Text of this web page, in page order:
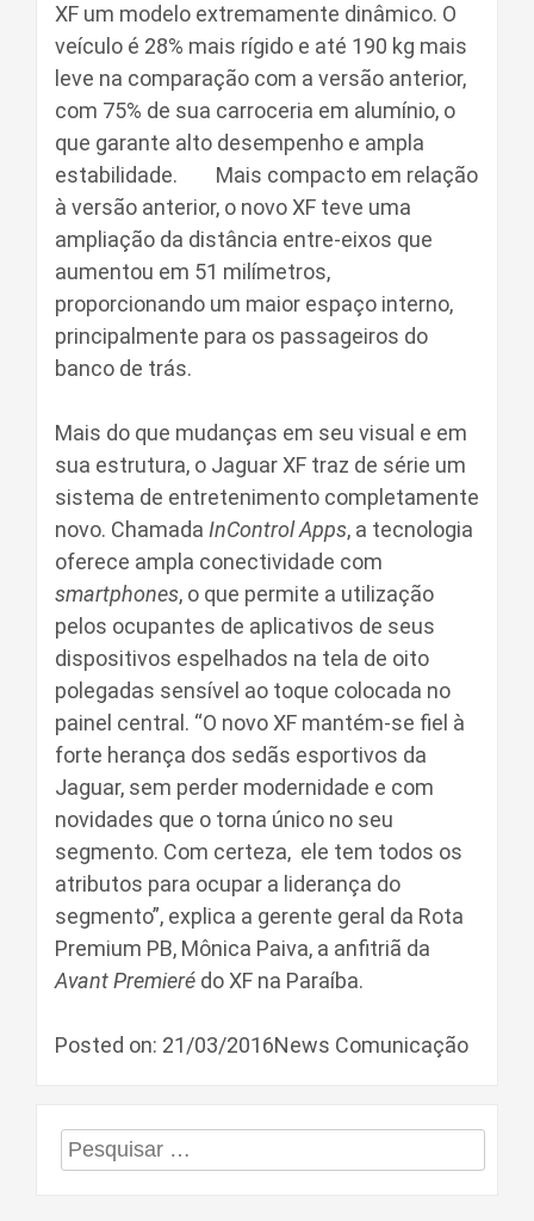
XF um modelo extremamente dinâmico. O
veículo é 28% mais rígido e até 190 kg mais
leve na comparação com a versão anterior,
com 75% de sua carroceria em alumínio, o
que garante alto desempenho e ampla
estabilidade. Mais compacto em relação
à versão anterior, o novo XF teve uma
ampliação da distância entre-eixos que
aumentou em 51 milímetros,
proporcionando um maior espaço interno,
principalmente para os passageiros do
banco de trás.
Mais do que mudanças em seu visual e em
sua estrutura, o Jaguar XF traz de série um
sistema de entretenimento completamente
novo. Chamada InControl Apps, a tecnologia
oferece ampla conectividade com
smartphones, o que permite a utilização
pelos ocupantes de aplicativos de seus
dispositivos espelhados na tela de oito
polegadas sensível ao toque colocada no
painel central. “O novo XF mantém-se fiel à
forte herança dos sedãs esportivos da
Jaguar, sem perder modernidade e com
novidades que o torna único no seu
segmento. Com certeza, ele tem todos os
atributos para ocupar a liderança do
segmento”, explica a gerente geral da Rota
Premium PB, Mônica Paiva, a anfitriã da
Avant Premieré do XF na Paraíba.
Posted on: 21/03/2016News Comunicação
Pesquisar
por: